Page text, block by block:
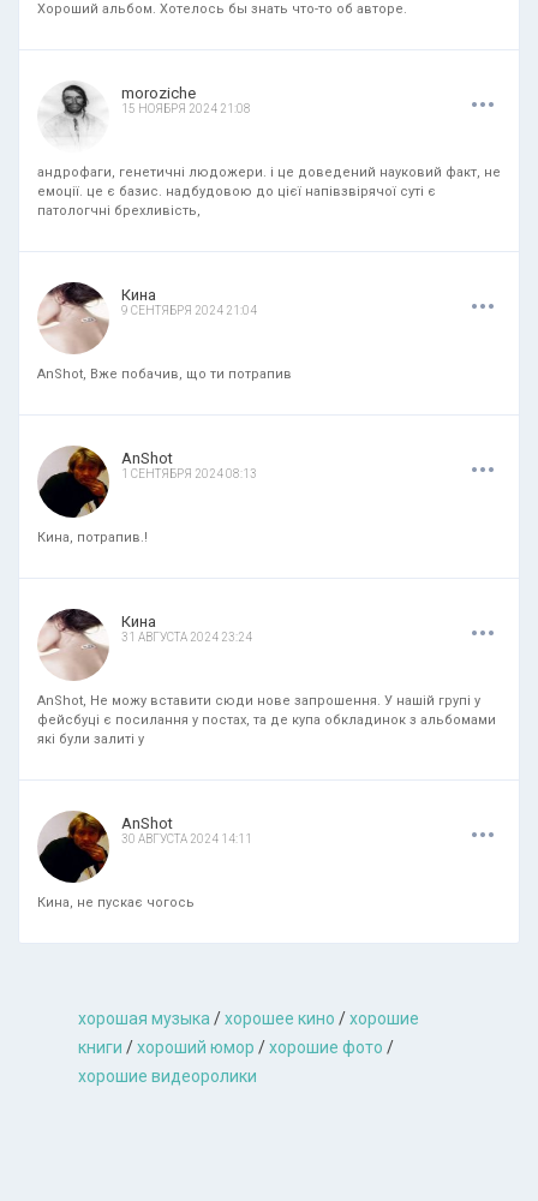
Хороший альбом. Хотелось бы знать что-то об авторе.
moroziche
15 НОЯБРЯ 2024 21:08 ...
андрофаги, генетичні людожери. і це доведений науковий факт, не
емоції. це є базис. надбудовою до цієї напівзвірячої суті є
патологчні брехливість,
Кина
9 СЕНТЯБРЯ 2024 21:04 ...
AnShot, Вже побачив, що ти потрапив
AnShot
1 СЕНТЯБРЯ 2024 08:13 ...
Кина, потрапив.!
Кина
31 АВГУСТА 2024 23:24 ...
AnShot, Не можу вставити сюди нове запрошення. У нашій групі у
фейсбуці є посилання у постах, та де купа обкладинок з альбомами
які були залиті у
AnShot
30 АВГУСТА 2024 14:11 ...
Кина, не пускає чогось
хорошая музыкa /хорошее кино /хорошие
книги /хороший юмор /хорошие фото /
хорошие видеоролики